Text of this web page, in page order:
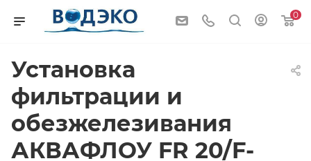
0
Установка
фильтрации и
обезжелезивания
АКВАФЛОУ FR 20/F-